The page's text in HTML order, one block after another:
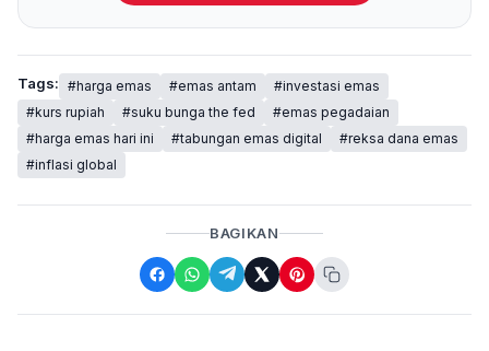
Tags: #harga emas #emas antam
#investasi emas
#kurs rupiah
#suku bunga the fed
#emas pegadaian
#harga emas hari ini
#tabungan emas digital
#reksa dana emas
#inflasi global
BAGIKAN